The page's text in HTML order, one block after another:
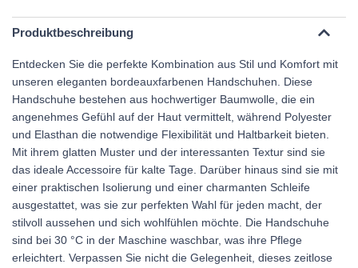
Produktbeschreibung
Entdecken Sie die perfekte Kombination aus Stil und Komfort mit
unseren eleganten bordeauxfarbenen Handschuhen. Diese
Handschuhe bestehen aus hochwertiger Baumwolle, die ein
angenehmes Gefühl auf der Haut vermittelt, während Polyester
und Elasthan die notwendige Flexibilität und Haltbarkeit bieten.
Mit ihrem glatten Muster und der interessanten Textur sind sie
das ideale Accessoire für kalte Tage. Darüber hinaus sind sie mit
einer praktischen Isolierung und einer charmanten Schleife
ausgestattet, was sie zur perfekten Wahl für jeden macht, der
stilvoll aussehen und sich wohlfühlen möchte. Die Handschuhe
sind bei 30 °C in der Maschine waschbar, was ihre Pflege
erleichtert. Verpassen Sie nicht die Gelegenheit, dieses zeitlose